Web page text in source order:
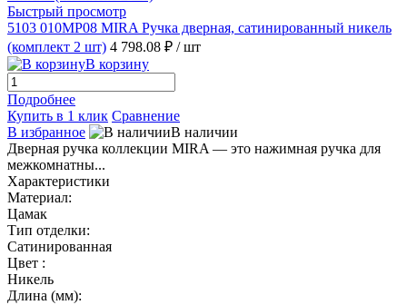
Быстрый просмотр
5103 010MP08 MIRA Ручка дверная, сатинированный никель
(комплект 2 шт) 4 798.08 ₽ / шт
В корзину
Подробнее
Купить в 1 клик Сравнение
В избранное
В наличии
Дверная ручка коллекции MIRA — это нажимная ручка для
межкомнатны...
Характеристики
Материал:
Цамак
Тип отделки:
Сатинированная
Цвет :
Никель
Длина (мм):